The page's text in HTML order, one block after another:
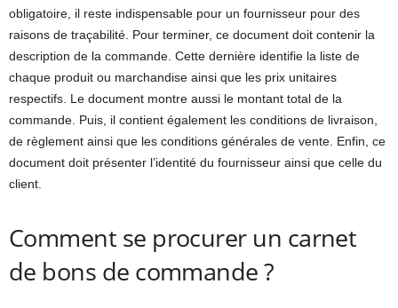
obligatoire, il reste indispensable pour un fournisseur pour des
raisons de traçabilité. Pour terminer, ce document doit contenir la
description de la commande. Cette dernière identifie la liste de
chaque produit ou marchandise ainsi que les prix unitaires
respectifs. Le document montre aussi le montant total de la
commande. Puis, il contient également les conditions de livraison,
de règlement ainsi que les conditions générales de vente. Enfin, ce
document doit présenter l’identité du fournisseur ainsi que celle du
client.
Comment se procurer un carnet
de bons de commande ?